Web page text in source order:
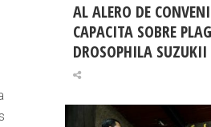
AL ALERO DE
CAPACITA SOBRE
DROSOPHILA SUZUKII